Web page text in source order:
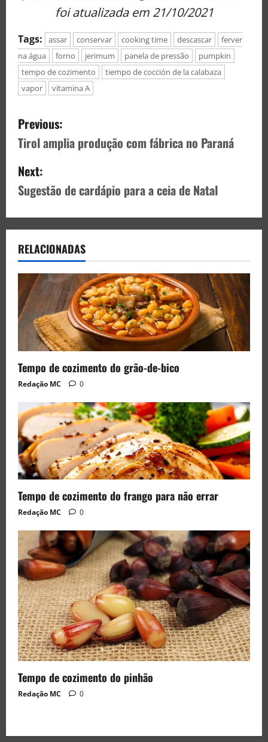
foi atualizada em 21/10/2021
Tags: assar conservar cooking time descascar
ferver
na água
forno jerimum panela de pressão
pumpkin
tempo de cozimento
tiempo de cocción de la calabaza
vapor
vitamina A
Previous:
Tirol amplia produção com fábrica no Paraná
Next:
Sugestão de cardápio para a ceia de Natal
RELACIONADAS
Tempo de cozimento do grão-de-bico
Redação MC 0
Tempo de cozimento do frango para não errar
Redação MC 0
Tempo de cozimento do pinhão
Redação MC 0